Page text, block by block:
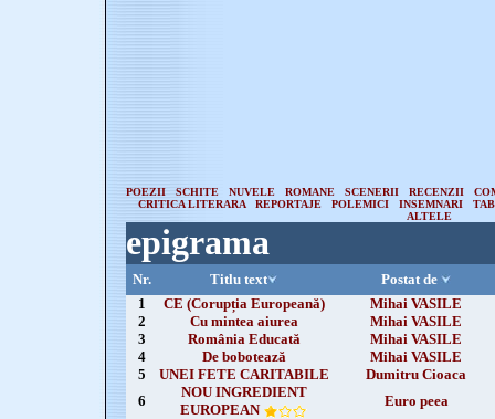
POEZII SCHITE NUVELE ROMANE SCENERII RECENZII
CRITICA LITERARA
REPORTAJE POLEMICI INSEMNARI
ALTELE
epigrama
Nr. Titlu text
Postat de
1
CE (Corupția Europeană)
Mihai VASILE
2
Cu mintea aiurea
Mihai VASILE
3
România Educată
Mihai VASILE
4
De bobotează
Mihai VASILE
5
UNEI FETE CARITABILE
Dumitru Cioaca
6
NOU INGREDIENT
EUROPEAN
Euro peea